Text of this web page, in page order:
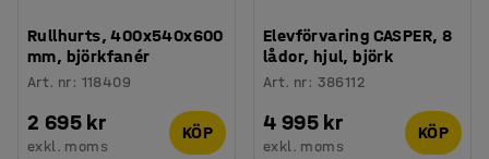
Rullhurts, 400x540x600
mm, björkfanér
Art. nr: 118409
2 695 kr
exkl. moms
KÖP
Elevförvaring CASPER, 8
lådor, hjul, björk
Art. nr: 386112
4 995 kr
exkl. moms
KÖP